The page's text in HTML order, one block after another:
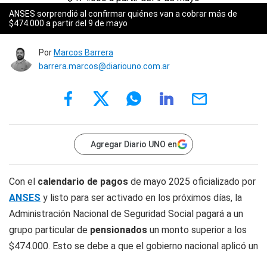
ANSES sorprendió al confirmar quiénes van a cobrar más de
$474.000 a partir del 9 de mayo
Por Marcos Barrera
barrera.marcos@diariouno.com.ar
Agregar Diario UNO en
Con el calendario de pagos de mayo 2025 oficializado por
ANSES y listo para ser activado en los próximos días, la
Administración Nacional de Seguridad Social pagará a un
grupo particular de pensionados un monto superior a los
$474.000. Esto se debe a que el gobierno nacional aplicó un